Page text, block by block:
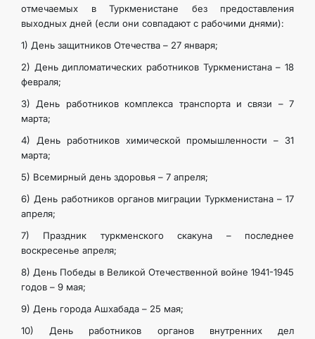
отмечаемых в Туркменистане без предоставления
выходных дней (если они совпадают с рабочими днями):
1) День защитников Отечества – 27 января;
2) День дипломатических работников Туркменистана – 18
февраля;
3) День работников комплекса транспорта и связи – 7
марта;
4) День работников химической промышленности – 31
марта;
5) Всемирный день здоровья – 7 апреля;
6) День работников органов миграции Туркменистана – 17
апреля;
7) Праздник туркменского скакуна – последнее
воскресенье апреля;
8) День Победы в Великой Отечественной войне 1941-1945
годов – 9 мая;
9) День города Ашхабада – 25 мая;
10) День работников органов внутренних дел